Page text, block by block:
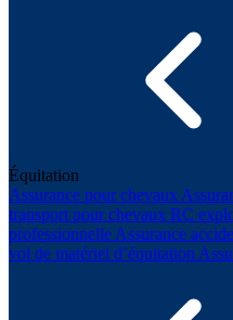
Équitation
Assurance pour chevaux
transport pour chevaux RC
professionnelle Assurance
vol de matériel d’équitation